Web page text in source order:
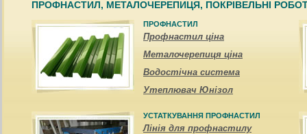
ПРОФНАСТИЛ, МЕТАЛОЧЕРЕПИЦЯ, ПОКРІВЕЛЬНІ
ПРОФНАСТИЛ
Профнастил ціна
Металочерепиця ціна
Водостічна система
Утеплювач Юнізол
УСТАТКУВАННЯ ПРОФНАСТИЛ
Лінія для профнастилу